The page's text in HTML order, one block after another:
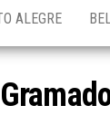
ALEGRE